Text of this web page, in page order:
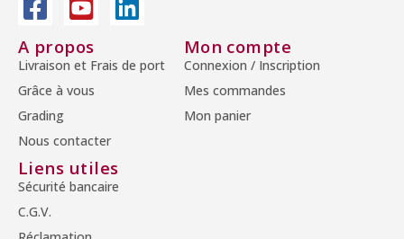
A propos
Livraison et Frais de port
Grâce à vous
Grading
Nous contacter
Mon compte
Connexion / Inscription
Mes commandes
Mon panier
Liens utiles
Sécurité bancaire
C.G.V.